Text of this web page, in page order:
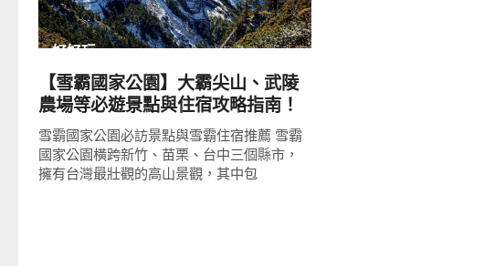
好好玩
【雪霸國家公園】大霸尖山、武陵
農場等必遊景點與住宿攻略指南！
雪霸國家公園必訪景點與雪霸住宿推薦 雪霸
國家公園橫跨新竹、苗栗、台中三個縣市，
擁有台灣最壯觀的高山景觀，其中包